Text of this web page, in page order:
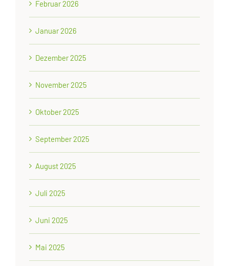
Februar 2026
Januar 2026
Dezember 2025
November 2025
Oktober 2025
September 2025
August 2025
Juli 2025
Juni 2025
Mai 2025